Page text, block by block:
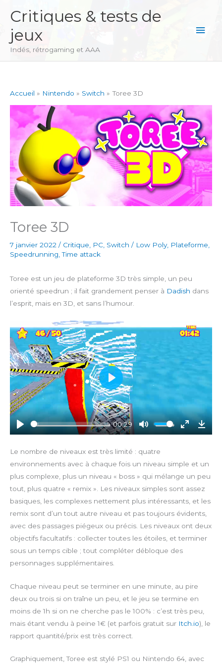
contenu
Critiques & tests de
jeux
Indés, rétrogaming et AAA
Accueil Nintendo Switch Toree 3D
Toree 3D
7 janvier 2022 / Critique PC Switch / Low Poly, Plateforme
Speedrunning ,Time attack
Toree est un jeu de plateforme 3D très simple, un peu
orienté speedrun ; il fait grandement penser à Dadish dans
l’esprit, mais en 3D, et sans l’humour.
P
y
00:29
M
e
E
e
r
f
u
l
l
s
D
n
l
o
a
d
P
l
a
y
Le nombre de niveaux est très limité : quatre
environnements avec à chaque fois un niveau simple et un
plus complexe, plus un niveau « boss » qui mélange un peu
tout, plus quatre « remix ». Les niveaux simples sont assez
basiques, les complexes nettement plus intéressants, et les
remix sont d’un tout autre niveau et pas toujours évidents,
avec des passages piégeux ou précis. Les niveaux ont deux
objectifs facultatifs : collecter toutes les étoiles, et terminer
sous un temps cible ; tout compléter débloque des
personnages supplémentaires.
Chaque niveau peut se terminer en une minute, au pire
deux ou trois si on traîne un peu, et le jeu se termine en
moins de 1h si on ne cherche pas le 100% : c’est très peu,
mais étant vendu à peine 1€ (et parfois gratuit sur Itch.io), le
rapport quantité/prix est très correct.
Graphiquement, Toree est stylé PS1 ou Nintendo 64, avec